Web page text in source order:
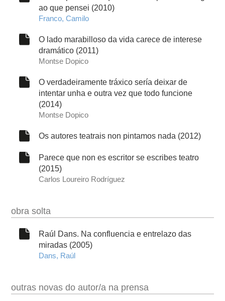
ao que pensei (2010)
Franco, Camilo
O lado marabilloso da vida carece de interese
dramático (2011)
Montse Dopico
O verdadeiramente tráxico sería deixar de
intentar unha e outra vez que todo funcione
(2014)
Montse Dopico
Os autores teatrais non pintamos nada (2012)
Parece que non es escritor se escribes teatro
(2015)
Carlos Loureiro Rodríguez
obra solta
Raúl Dans. Na confluencia e entrelazo das
miradas (2005)
Dans, Raúl
outras novas do autor/a na prensa